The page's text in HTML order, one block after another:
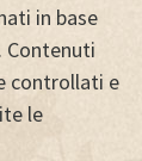
in base
Contenuti
controllati e
le